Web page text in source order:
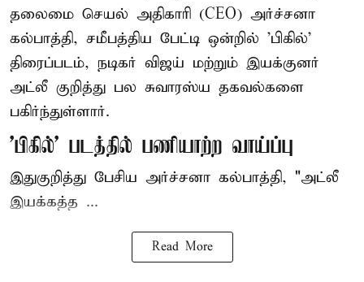
தலைமை செயல் அதிகாரி (CEO) அர்ச்சனா
கல்பாத்தி, சமீபத்திய பேட்டி ஒன்றில் 'பிகில்'
திரைப்படம், நடிகர் விஜய் மற்றும் இயக்குனர்
அட்லீ குறித்து பல சுவாரஸ்ய தகவல்களை
பகிர்ந்துள்ளார்.
'பிகில்' படத்தில் பணியாற்ற வாய்ப்பு
இதுகுறித்து பேசிய அர்ச்சனா கல்பாத்தி, "அட்லீ
இயக்கத்த ...
Read More